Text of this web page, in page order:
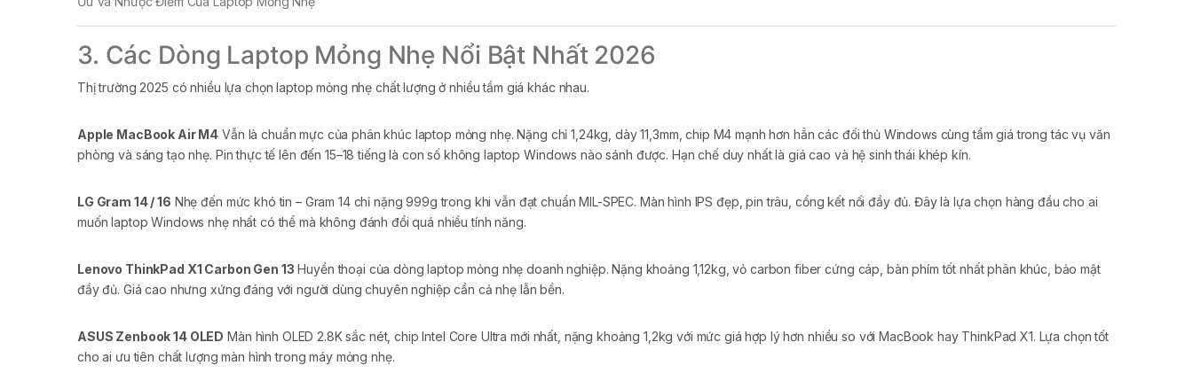
3. Các Dòng Laptop Mỏng Nhẹ Nổi Bật Nhất 2026
Thị trường 2025 có nhiều lựa chọn laptop mỏng nhẹ chất lượng ở nhiều tầm giá khác nhau.
Apple MacBook Air M4 Vẫn là chuẩn mực của phân khúc laptop mỏng nhẹ. Nặng chỉ 1,24kg, dày 11,3mm, chip M4 mạnh hơn hẳn các đối thủ Windows cùng tầm giá trong tác vụ văn
phòng và sáng tạo nhẹ. Pin thực tế lên đến 15–18 tiếng là con số không laptop Windows nào sánh được. Hạn chế duy nhất là giá cao và hệ sinh thái khép kín.
LG Gram 14 / 16 Nhẹ đến mức khó tin – Gram 14 chỉ nặng 999g trong khi vẫn đạt chuẩn MIL-SPEC. Màn hình IPS đẹp, pin trâu, cổng kết nối đầy đủ. Đây là lựa chọn hàng đầu cho ai
muốn laptop Windows nhẹ nhất có thể mà không đánh đổi quá nhiều tính năng.
Lenovo ThinkPad X1 Carbon Gen 13 Huyền thoại của dòng laptop mỏng nhẹ doanh nghiệp. Nặng khoảng 1,12kg, vỏ carbon fiber cứng cáp, bàn phím tốt nhất phân khúc, bảo mật
đầy đủ. Giá cao nhưng xứng đáng với người dùng chuyên nghiệp cần cả nhẹ lẫn bền.
ASUS Zenbook 14 OLED Màn hình OLED 2.8K sắc nét, chip Intel Core Ultra mới nhất, nặng khoảng 1,2kg với mức giá hợp lý hơn nhiều so với MacBook hay ThinkPad X1. Lựa chọn tốt
cho ai ưu tiên chất lượng màn hình trong máy mỏng nhẹ.